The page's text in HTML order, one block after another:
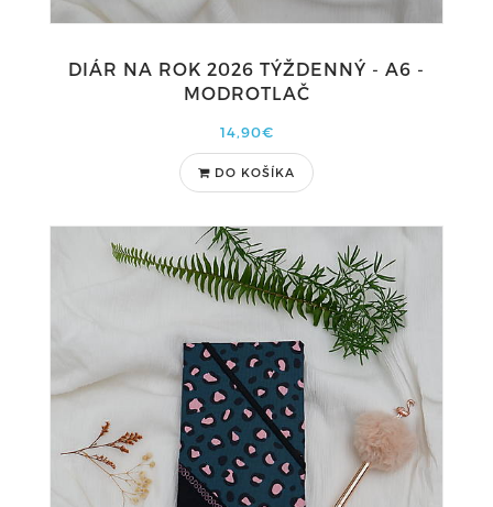
DIÁR NA ROK 2026 TÝŽDENNÝ - A6 -
MODROTLAČ
14,90€
DO KOŠÍKA